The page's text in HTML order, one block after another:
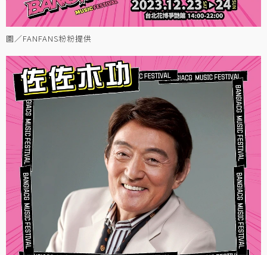
圖／FANFANS粉粉提供